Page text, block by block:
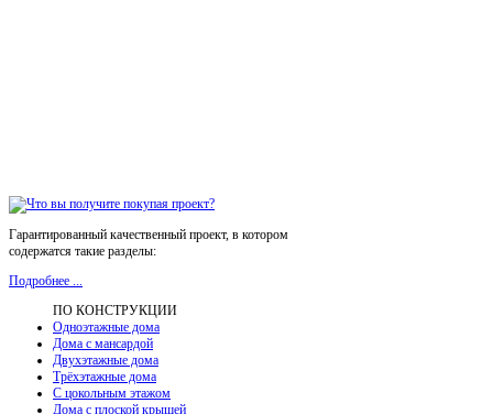
Гарантированный качественный проект, в котором
содержатся такие разделы:
Подробнее ...
ПО КОНСТРУКЦИИ
Одноэтажные дома
Дома с мансардой
Двухэтажные дома
Трёхэтажные дома
С цокольным этажом
Дома с плоской крышей